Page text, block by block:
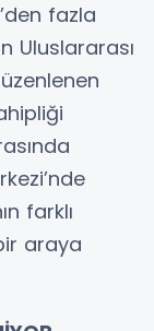
fazla
Uluslararası
farklı
araya